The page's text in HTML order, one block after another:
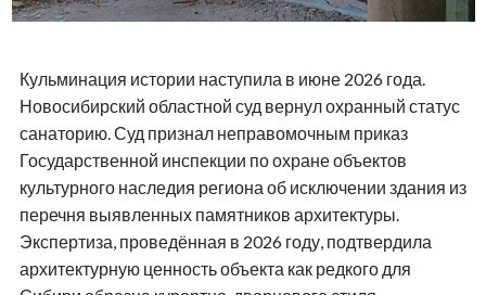
Кульминация истории наступила в июне 2026 года.
Новосибирский областной суд вернул охранный статус
санаторию. Суд признал неправомочным приказ
Государственной инспекции по охране объектов
культурного наследия региона об исключении здания из
перечня выявленных памятников архитектуры.
Экспертиза, проведённая в 2026 году, подтвердила
архитектурную ценность объекта как редкого для